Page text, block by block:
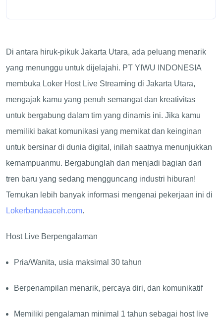
Di antara hiruk-pikuk Jakarta Utara, ada peluang menarik
yang menunggu untuk dijelajahi. PT YIWU INDONESIA
membuka Loker Host Live Streaming di Jakarta Utara,
mengajak kamu yang penuh semangat dan kreativitas
untuk bergabung dalam tim yang dinamis ini. Jika kamu
memiliki bakat komunikasi yang memikat dan keinginan
untuk bersinar di dunia digital, inilah saatnya menunjukkan
kemampuanmu. Bergabunglah dan menjadi bagian dari
tren baru yang sedang mengguncang industri hiburan!
Temukan lebih banyak informasi mengenai pekerjaan ini di
Lokerbandaaceh.com.
Host Live Berpengalaman
Pria/Wanita, usia maksimal 30 tahun
Berpenampilan menarik, percaya diri, dan komunikatif
Memiliki pengalaman minimal 1 tahun sebagai host live